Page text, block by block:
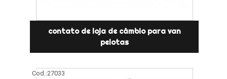
contato de loja de câmbio para van
pelotas
Cod.:27033